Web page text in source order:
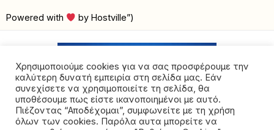
Powered with by Hostville”)
©2026 - All rights reserved. Απαγορεύεται ρητά η
Χρησιμοποιούμε cookies για να σας προσφέρουμε την
καλύτερη δυνατή εμπειρία στη σελίδα μας. Εάν
συνεχίσετε να χρησιμοποιείτε τη σελίδα, θα
υποθέσουμε πως είστε ικανοποιημένοι με αυτό.
Πιέζοντας “Αποδέχομαι”, συμφωνείτε με τη χρήση
όλων των cookies. Παρόλα αυτα μπορείτε να